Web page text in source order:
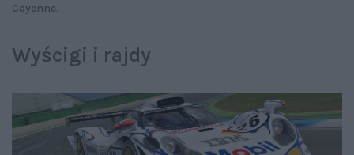
Cayenne.
Wyścigi i rajdy